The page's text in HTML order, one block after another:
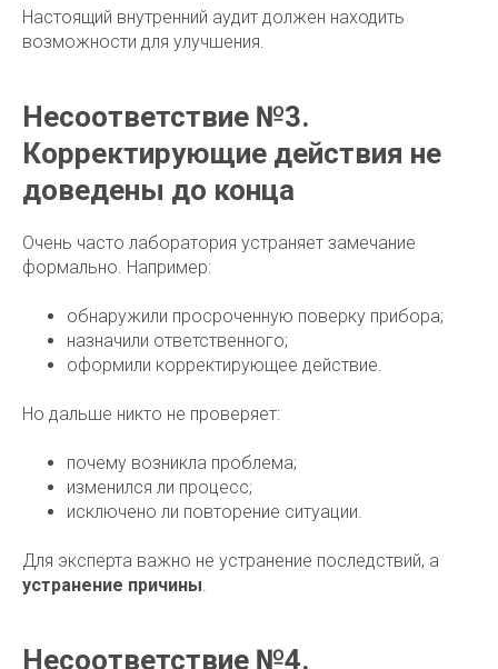
Настоящий внутренний аудит должен находить
возможности для улучшения.
Несоответствие №3.
Корректирующие действия не
доведены до конца
Очень часто лаборатория устраняет замечание
формально. Например:
обнаружили просроченную поверку прибора;
назначили ответственного;
оформили корректирующее действие.
Но дальше никто не проверяет:
почему возникла проблема;
изменился ли процесс;
исключено ли повторение ситуации.
Для эксперта важно не устранение последствий, а
устранение причины
Несоответствие №4.